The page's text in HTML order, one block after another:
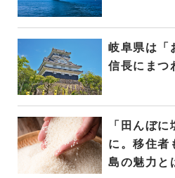
岐阜県は「
信長にまつ
「田んぼ
に。移住者
島の魅力と